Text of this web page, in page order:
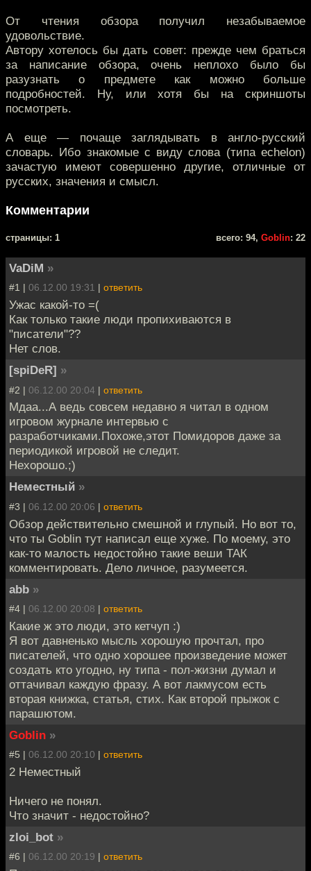
От чтения обзора получил незабываемое
удовольствие.
Автору хотелось бы дать совет: прежде чем браться
за написание обзора, очень неплохо было бы
разузнать о предмете как можно больше
подробностей. Ну, или хотя бы на скриншоты
посмотреть.
А еще — почаще заглядывать в англо-русский
словарь. Ибо знакомые с виду слова (типа echelon)
зачастую имеют совершенно другие, отличные от
русских, значения и смысл.
Комментарии
cтраницы: 1 всего: 94, Goblin: 22
VaDiM »
#1 | 06.12.00 19:31 | ответить
Ужас какой-то =(
Как только такие люди пропихиваются в
"писатели"??
Нет слов.
[spiDeR] »
#2 | 06.12.00 20:04 | ответить
Мдаа...А ведь совсем недавно я читал в одном
игровом журнале интервью с
разработчиками.Похоже,этот Помидоров даже за
периодикой игровой не следит.
Нехорошо.;)
Неместный »
#3 | 06.12.00 20:06 | ответить
Обзор действительно смешной и глупый. Но вот то,
что ты Goblin тут написал еще хуже. По моему, это
как-то малость недостойно такие веши ТАК
комментировать. Дело личное, разумеется.
abb »
#4 | 06.12.00 20:08 | ответить
Какие ж это люди, это кетчуп :)
Я вот давненько мысль хорошую прочтал, про
писателей, что одно хорошее произведение может
создать кто угодно, ну типа - пол-жизни думал и
оттачивал каждую фразу. А вот лакмусом есть
вторая книжка, статья, стих. Как второй прыжок с
парашютом.
Goblin »
#5 | 06.12.00 20:10 | ответить
2 Неместный
Ничего не понял.
Что значит - недостойно?
zloi_bot »
#6 | 06.12.00 20:19 | ответить